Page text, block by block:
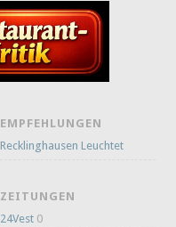
EMPFEHLUNGEN
Recklinghausen Leuchtet
ZEITUNGEN
24Vest 0